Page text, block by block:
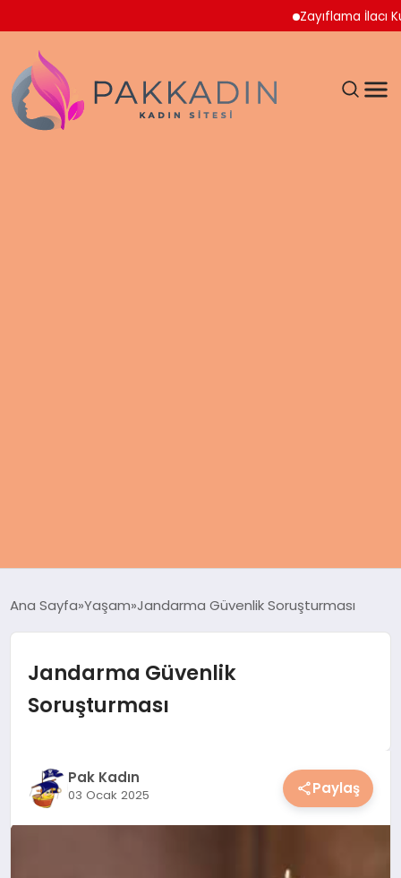
Zayıflama İlacı
KADIN
SAĞLIK
SPOR & FITNESS
YAŞAM
Ana Sayfa Yaşam Jandarma Güvenlik Soruşturması
Jandarma Güvenlik
Soruşturması
Pak Kadın
03 Ocak 2025 Paylaş